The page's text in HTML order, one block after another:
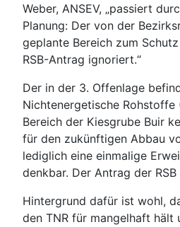
Weber, ANSEV, „passiert
Planung: Der von der
geplante Bereich zum
RSB-Antrag ignoriert.“
Der in der 3. Offenlage
Nichtenergetische Rohstoffe
Bereich der Kiesgrube Buir
für den zukünftigen Abbau
lediglich eine einmalige
denkbar. Der Antrag der
Hintergrund dafür ist wohl,
den TNR für mangelhaft hält